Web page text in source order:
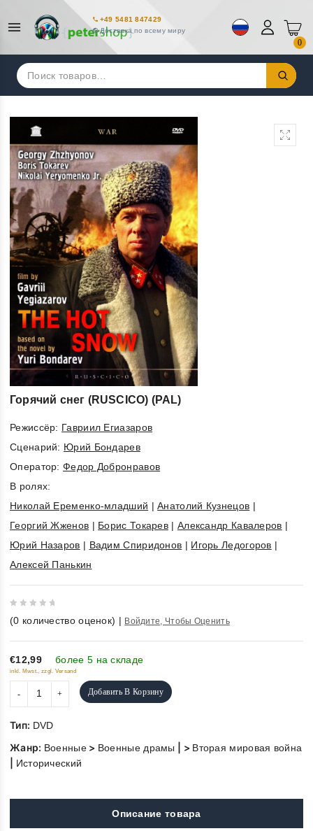
+49 5481 847429
Доставка по всему миру
0
Искать:
Горячий снег (RUSCICO) (PAL)
Режиссёр: Гавриил Егиазаров
Cценарий: Юрий Бондарев
Оператор:Федор Добронравов
В ролях:
Николай Еременко-младший |Анатолий Кузнецов |
Георгий Жженов | Борис Токарев | Александр Кавалеров |
Юрий Назаров | Вадим Спиридонов | Игорь Ледогоров |
Алексей Панькин
out
of
5
(0 количество оценок) | Войдите, Чтобы Оценить
€12,99 более 5 на складе
inkl. Mwst., zzgl. Versand
Добавить В Корзину
Тип: DVD
Жанр: Военные> Военные драмы | > Вторая мировая война
Исторический
Описание товара